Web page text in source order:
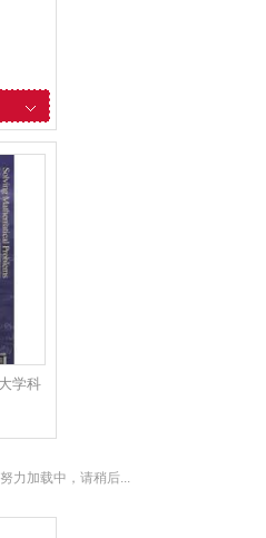
学科
：大
努力加载中，请稍后...